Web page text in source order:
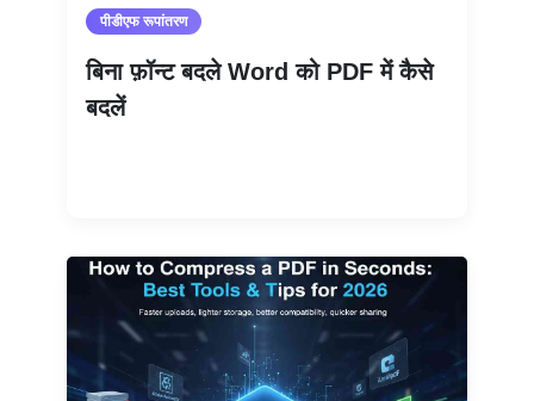
पीडीएफ रूपांतरण
बिना फ़ॉन्ट बदले Word को PDF में कैसे
बदलें